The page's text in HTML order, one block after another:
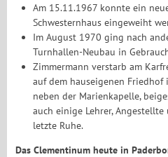
Am 15.11.1967 konnte ein
Schwesternhaus eingeweiht
Im August 1970 ging nach
Turnhallen-Neubau in
Zimmermann verstarb am
auf dem hauseigenen Friedhof
neben der Marienkapelle,
auch einige Lehrer,
letzte Ruhe.
Das Clementinum heute in